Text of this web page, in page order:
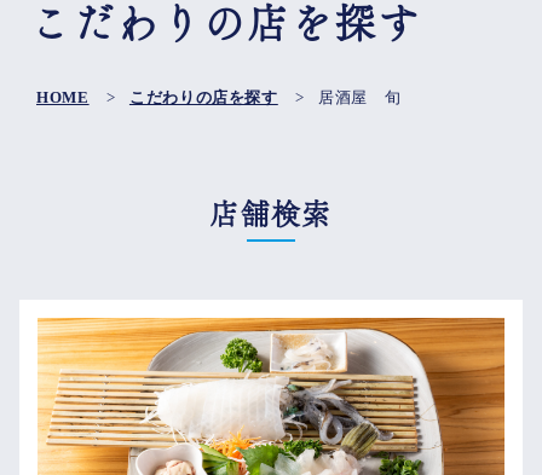
こだわりの店を探す
HOME > こだわりの店を探す > 居酒屋 旬
店舗検索